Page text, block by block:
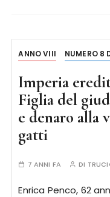
ANNO VIII NUMERO 8
Imperia
Figlia del
e denaro alla
gatti
7 ANNI FA DI
Enrica Penco, 62